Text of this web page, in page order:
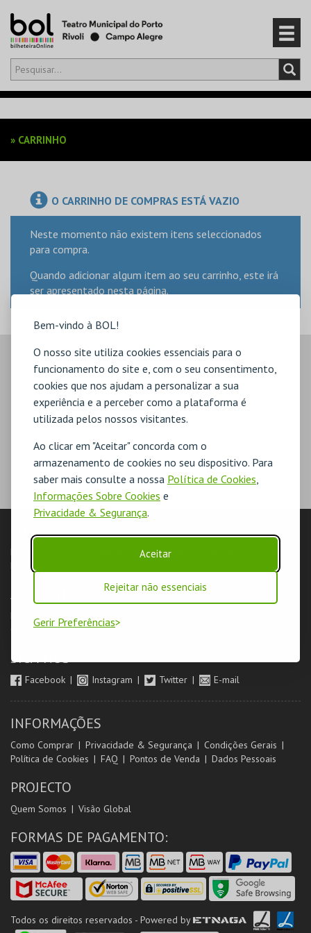
Bem-vindo à BOL!
O nosso site utiliza cookies essenciais para o
funcionamento do site e, com o seu consentimento,
cookies que nos ajudam a personalizar a sua
experiência e a perceber como a plataforma é
utilizada pelos nossos visitantes.
Ao clicar em "Aceitar" concorda com o
armazenamento de cookies no seu dispositivo. Para
saber mais consulte a nossa Política de Cookies
Informações Sobre Cookies e
Privacidade & Segurança.
Aceitar
Rejeitar não essenciais
Gerir Preferências
Olá,iniciar sessão
EVENTOS
CARTÕES
PRODUTOS
» CARRINHO
O CARRINHO DE COMPRAS ESTÁ VAZIO
Neste momento não existem itens seleccionados
para compra.
Quando adicionar algum item ao seu carrinho, este irá
ser apresentado nesta página.
LOJA
Pesquisar Carrinho de compras Eventos
Livro de Reclamações
AUTENTICAÇÃO
Login & Registo de Clientes
Orientadores de Salas
SIGA-NOS
Facebook Instagram Twitter E-mail
INFORMAÇÕES
Como Comprar Privacidade & Segurança
Condições Gerais
Política de Cookies
FAQ Pontos de Venda Dados Pessoais
PROJECTO
Quem Somos Visão Global
FORMAS DE PAGAMENTO:
Todos os direitos reservados - Powered by ETNAGA